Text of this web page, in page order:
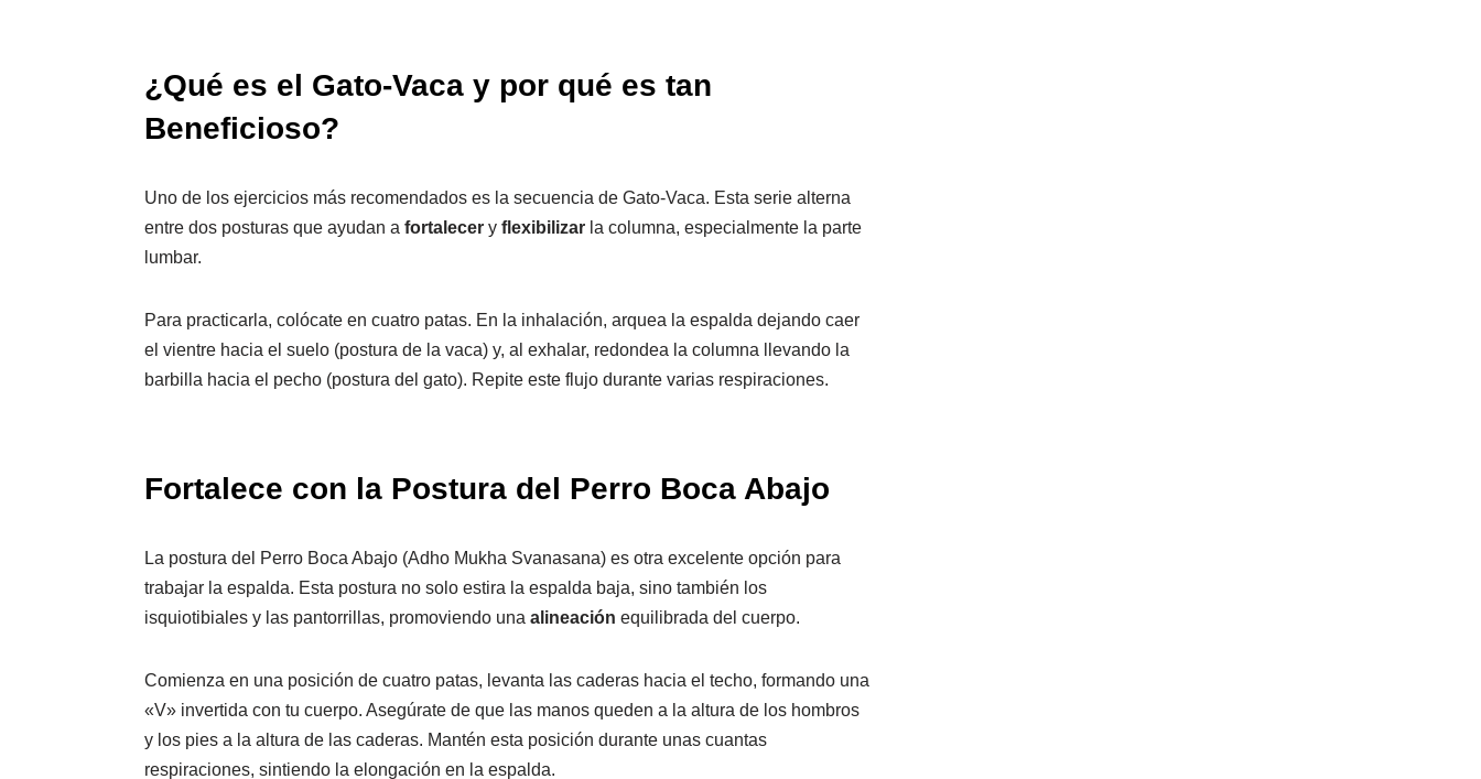
¿Qué es el Gato-Vaca y por qué es tan
Beneficioso?
Uno de los ejercicios más recomendados es la secuencia de Gato-Vaca. Esta serie alterna
entre dos posturas que ayudan a fortalecer y flexibilizar la columna, especialmente la parte
lumbar.
Para practicarla, colócate en cuatro patas. En la inhalación, arquea la espalda dejando caer
el vientre hacia el suelo (postura de la vaca) y, al exhalar, redondea la columna llevando la
barbilla hacia el pecho (postura del gato). Repite este flujo durante varias respiraciones.
Fortalece con la Postura del Perro Boca Abajo
La postura del Perro Boca Abajo (Adho Mukha Svanasana) es otra excelente opción para
trabajar la espalda. Esta postura no solo estira la espalda baja, sino también los
isquiotibiales y las pantorrillas, promoviendo una alineación equilibrada del cuerpo.
Comienza en una posición de cuatro patas, levanta las caderas hacia el techo, formando una
«V» invertida con tu cuerpo. Asegúrate de que las manos queden a la altura de los hombros
y los pies a la altura de las caderas. Mantén esta posición durante unas cuantas
respiraciones, sintiendo la elongación en la espalda.